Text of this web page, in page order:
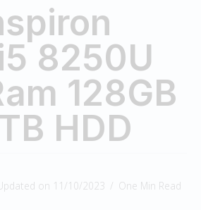
8250U
128GB
HDD
on 11/10/2023
One Min Read